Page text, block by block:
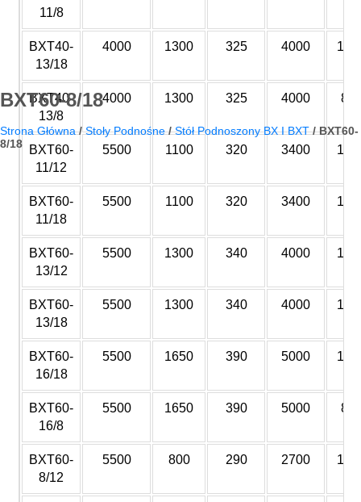
BXT60-8/18
Strona Główna / Stoły Podnośne / Stół Podnoszony BX I BXT /BXT60-
8/18
11/8
BXT40-
13/18
4000 1300 325 4000
BXT40-
13/8
4000 1300 325 4000
BXT60-
11/12
5500 1100 320 3400
BXT60-
11/18
5500 1100 320 3400
BXT60-
13/12
5500 1300 340 4000
BXT60-
13/18
5500 1300 340 4000
BXT60-
16/18
5500 1650 390 5000
BXT60-
16/8
5500 1650 390 5000
BXT60-
8/12
5500 800 290 2700